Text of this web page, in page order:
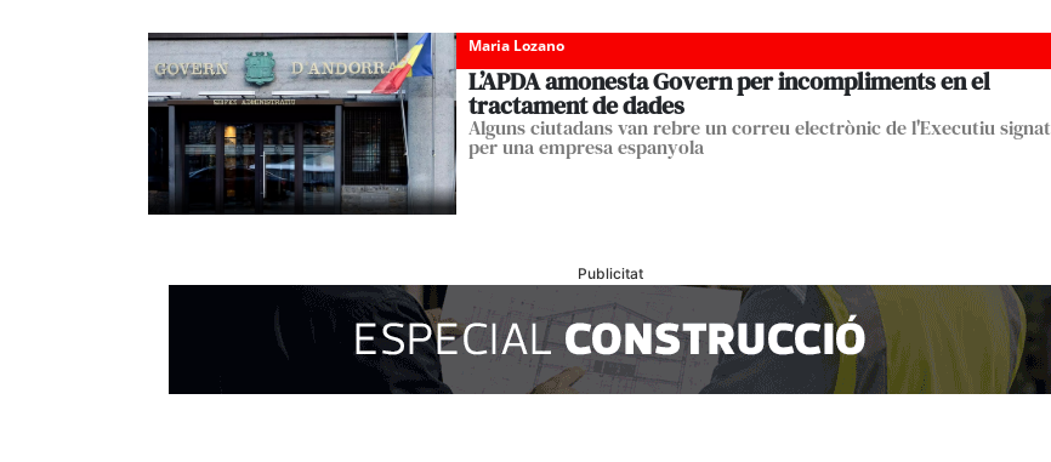
Maria Lozano
L’APDA amonesta Govern per incompliments en el
tractament de dades
Alguns ciutadans van rebre un correu electrònic de l'Executiu signat
per una empresa espanyola
Publicitat